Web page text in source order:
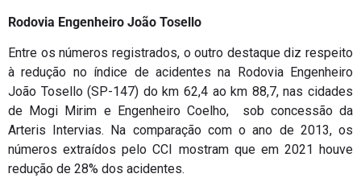
Rodovia Engenheiro João Tosello
Entre os números registrados, o outro destaque diz respeito
à redução no índice de acidentes na Rodovia Engenheiro
João Tosello (SP-147) do km 62,4 ao km 88,7, nas cidades
de Mogi Mirim e Engenheiro Coelho, sob concessão da
Arteris Intervias. Na comparação com o ano de 2013, os
números extraídos pelo CCI mostram que em 2021 houve
redução de 28% dos acidentes.